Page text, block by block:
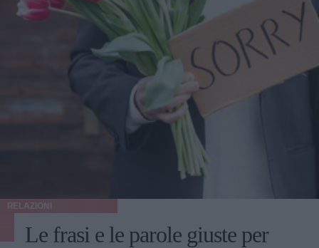
RELAZIONI
Le frasi e le parole giuste per